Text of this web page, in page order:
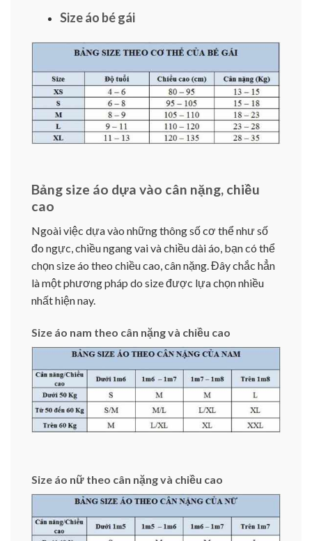
Size áo bé gái
Bảng size áo dựa vào cân nặng, chiều
cao
Ngoài việc dựa vào những thông số cơ thể như số
đo ngực, chiều ngang vai và chiều dài áo, bạn có thể
chọn size áo theo chiều cao, cân nặng. Đây chắc hẳn
là một phương pháp do size được lựa chọn nhiều
nhất hiện nay.
Size áo nam theo cân nặng và chiều cao
Size áo nữ theo cân nặng và chiều cao